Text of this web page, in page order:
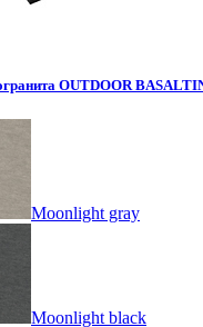
OUTDOOR
Moonlight gray
Moonlight black